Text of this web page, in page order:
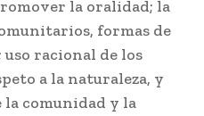
la oralidad; la
formas de
uso racional de los
a la naturaleza, y
comunidad y la